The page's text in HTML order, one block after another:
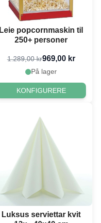
Leie popcornmaskin til
250+ personer
1.289,00 kr969,00 kr
På lager
KONFIGURERE
Luksus serviettar kvit